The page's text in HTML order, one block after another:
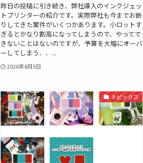
昨日の投稿に引き続き、弊社導入のインクジェッ
トプリンターの紹介です。実際弊社も今までお断
りしてきた案件がいくつかあります。小ロットす
ぎるとかなり割高になってしまうので、やってで
きないことはないのですが、予算を大幅にオーバ
ーしてしまう．．...
2026年8月5日
トピックス